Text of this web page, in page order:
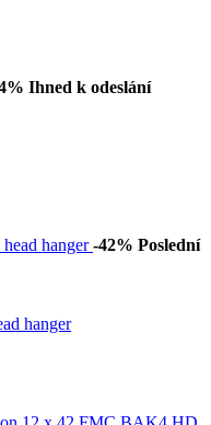
Ihned k odeslání
-42% Poslední
hanger